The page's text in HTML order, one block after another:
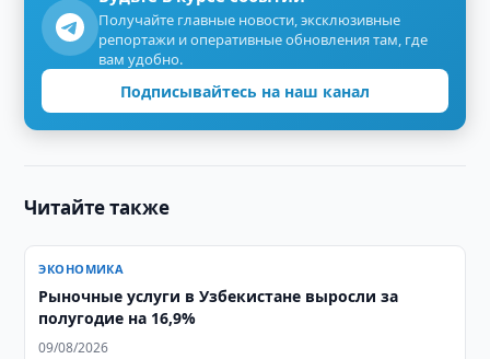
Получайте главные новости, эксклюзивные
репортажи и оперативные обновления там, где
вам удобно.
Подписывайтесь на наш канал
Читайте также
ЭКОНОМИКА
Рыночные услуги в Узбекистане выросли за
полугодие на 16,9%
09/08/2026